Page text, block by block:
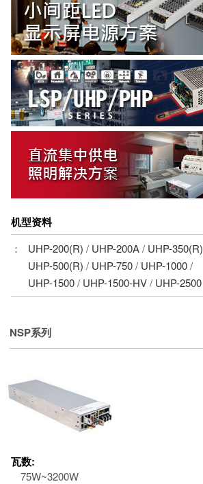
机型资料
： UHP-200(R) / UHP-200A/ UHP-350(R)
UHP-500(R) / UHP-750/ UHP-1000/
UHP-1500/ UHP-1500-HV/ UHP-2500
NSP系列
瓦数:
75W~3200W